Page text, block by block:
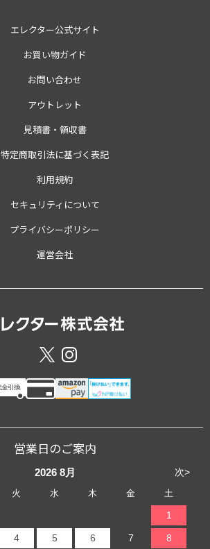
エレクター公式サイト
お買い物ガイド
お問い合わせ
アウトレット
見積書・領収書
特定商取引法に基づく表記
利用規約
セキュリティについて
プライバシーポリシー
運営会社
営業日のご案内
次>
2026 8月
火 水 木 金 土
1
4 5 6 7 8